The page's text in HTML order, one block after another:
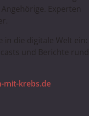
Experten
in die digitale Welt ein:
und Berichte rund
mit-krebs.de